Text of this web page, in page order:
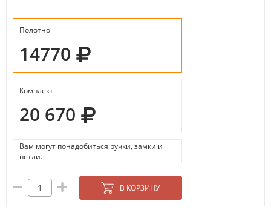
Полотно
14770
Комплект
20 670
Вам могут понадобиться ручки, замки и
петли.
В КОРЗИНУ